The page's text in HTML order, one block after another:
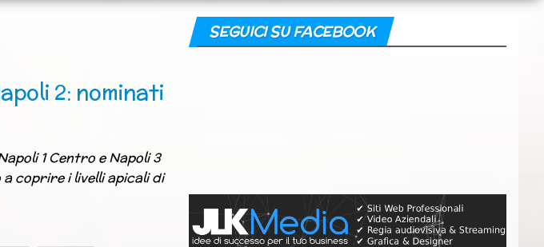
2: nominati
1 Centro e Napoli 3
coprire i livelli apicali di
SEGUICI SU FACEBOOK